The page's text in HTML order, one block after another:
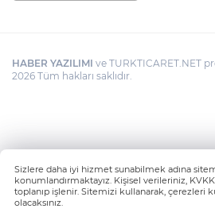
HABER YAZILIMI ve TURKTICARET.NET
2026 Tüm hakları saklıdır.
Sizlere daha iyi hizmet sunabilmek adına
konumlandırmaktayız. Kişisel verileriniz,
toplanıp işlenir. Sitemizi kullanarak, çerezleri
olacaksınız.